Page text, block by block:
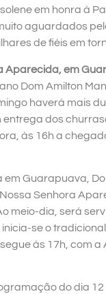
em honra à
aguardados
de fiéis em
Aparecida, em
Dom Amilton
haverá mais
dos
às 16h a
em Guarapuava,
Senhora
meio-dia, será
inicia-se o
às 17h, com
do dia